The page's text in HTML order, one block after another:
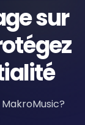
sur